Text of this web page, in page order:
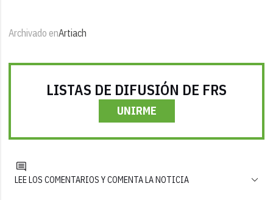
Archivado enArtiach
LISTAS DE DIFUSIÓN DE FRS
UNIRME
LEE LOS COMENTARIOS Y COMENTA LA NOTICIA